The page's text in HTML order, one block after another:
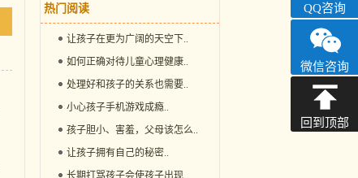
热门阅读
让孩子在更为广阔的天空下..
如何正确对待儿童心理健康..
处理好和孩子的关系也需要..
小心孩子手机游戏成瘾..
孩子胆小、害羞，父母该怎么..
让孩子拥有自己的秘密..
长期打骂孩子会使孩子出现..
QQ咨询
微信咨询
回到顶部